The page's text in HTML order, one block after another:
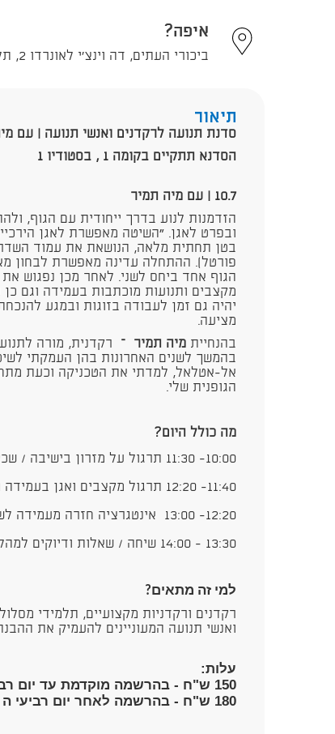
איפה?
ביכורי העתים, דה וינצ'י לאונרדו 2, תל אביב - יפו
תיאור
סדנת תנועה לרקדנים ואנשי תנועה | עם
הסדנא תתקיים בקומה 1 , בסטודיו 1
10.7 | עם מיה תמיר
הזדמנות לנוע בדרך ייחודית עם הגוף,
ובפרט לאגן. ״השיטה מאפשרת לאגן
בטן תחתית מלאה, הנושאת את עמוד
פורטל). ההתחלה עדינה מאפשרת לבחון
הגוף אחד ביחס לשני. לאחר מכן נפגוש את
מקצבים ותנועות מוכתבות בעמידה וגם
יהיה גם זמן לעבודה בזוגות ובמגע
מציעה.
בהנחיית מיה תמיר – רקדנית, מורה
בהמשך לשנים האחרונות בהן העמקתי
אל-אטלאל, למדתי את הטכניקה וכעת
הגופנית שלי.
מה כולל היום?
10:00- 11:30 תרגול על מזרון בישיבה / שכיבה לתוך תנועה חופשית
11:40- 12:20 תרגול מקצבים ואגן בעמידה ובחלל
12:20- 13:00 אינטגרציה חזרה מעמידה לשכיבה / ישיבה ועבודה בזוגות
13:30 - 14:00 שיחה / שאלות ודיוקים למהלכים שנלמדו
למי זה מתאים?
רקדנים ורקדניות מקצועיים, תלמידי
ואנשי תנועה המעוניינים להעמיק את
עלות:
150 ש"ח - ב
הרשמה מוקדמת עד יום
180 ש"ח - בהרשמה לאחר יום רביעי ה 1.7